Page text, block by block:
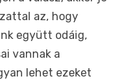
az, hogy
együtt odáig,
vannak a
lehet ezeket